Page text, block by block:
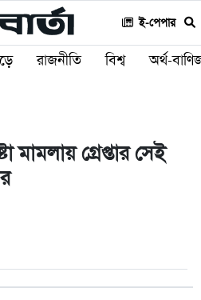
ই-পেপার
রাজনীতি বিশ্ব অর্থ-
মামলায় গ্রেপ্তার সেই